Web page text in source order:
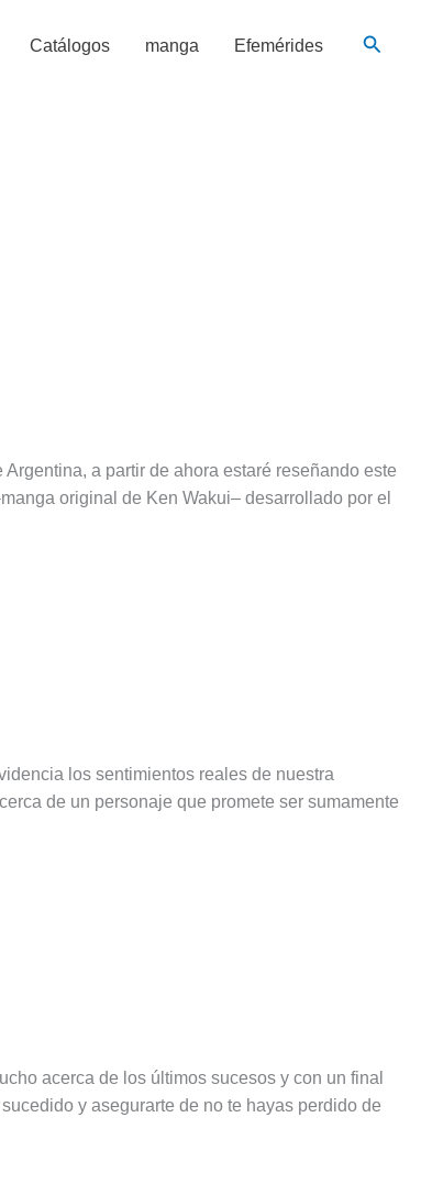
Catálogos manga Efemérides
a partir de ahora estaré reseñando este
original de Ken Wakui– desarrollado por el
los sentimientos reales de nuestra
de un personaje que promete ser sumamente
acerca de los últimos sucesos y con un final
y asegurarte de no te hayas perdido de